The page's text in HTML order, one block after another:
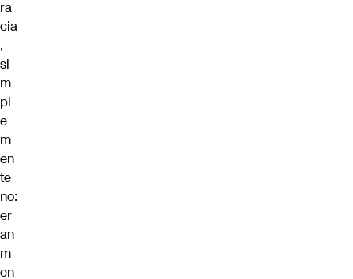
ra
cia
,
si
m
pl
e
m
en
te
no:
er
an
m
en